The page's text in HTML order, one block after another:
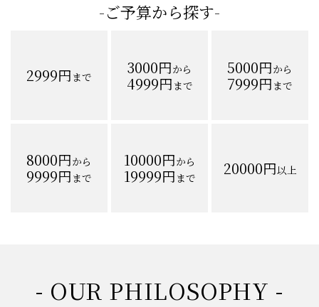
-ご予算から探す-
2999円まで 3000円から
4999円まで
5000円から
7999円まで
8000円から
9999円まで
10000円から
19999円まで 20000円以上
- OUR PHILOSOPHY -